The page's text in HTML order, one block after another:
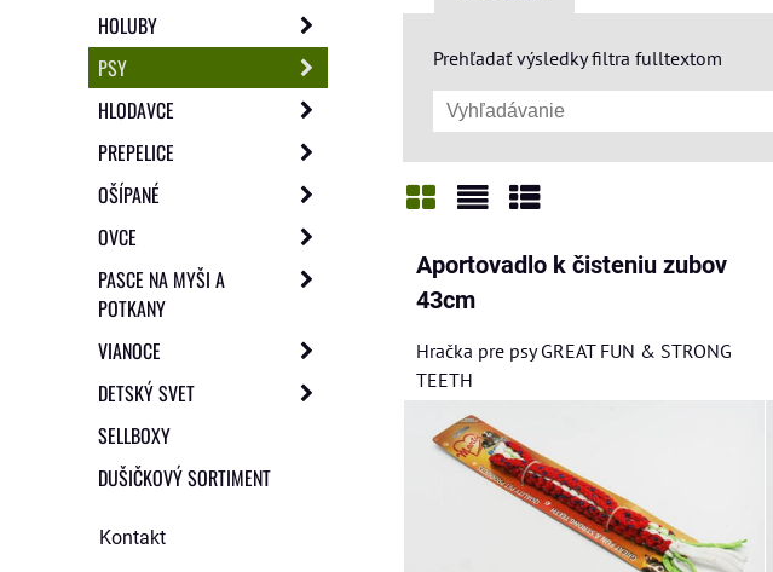
Prehľadať výsledky filtra fulltextom
Aportovadlo k čisteniu zubov
43cm
Hračka pre psy GREAT FUN & STRONG
TEETH
HOLUBY
PSY
HLODAVCE
PREPELICE
OŠÍPANÉ
OVCE
PASCE NA MYŠI A
POTKANY
VIANOCE
DETSKÝ SVET
SELLBOXY
DUŠIČKOVÝ SORTIMENT
Kontakt